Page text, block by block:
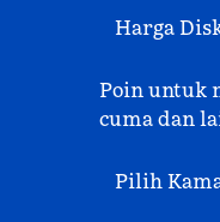
Harga
Poin untuk
cuma dan
Pilih